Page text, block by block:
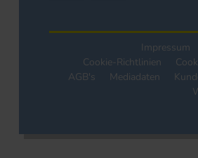
Impressum
Cookie-Richtlinien
AGB's
Mediadaten